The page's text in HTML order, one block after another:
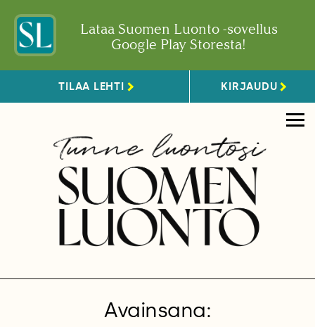
Lataa Suomen Luonto -sovellus
Google Play Storesta!
TILAA LEHTI KIRJAUDU
Avainsana: